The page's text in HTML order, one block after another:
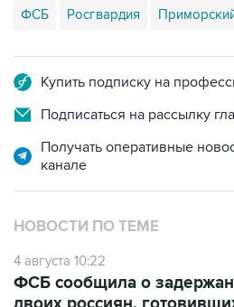
ФСБ Росгвардия
Купить подписку на
Подписаться на рассылку
Получать оперативные
канале
НОВОСТИ ПО ТЕМЕ
4 августа 10:22
ФСБ сообщила о